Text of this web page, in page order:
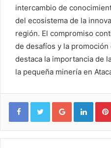
intercambio de
del ecosistema de la
región. El compromiso
de desafíos y la
destaca la importancia de
la pequeña minería en
Google+ LinkedIn